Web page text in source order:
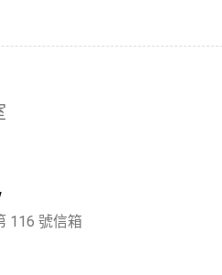
116 號信箱